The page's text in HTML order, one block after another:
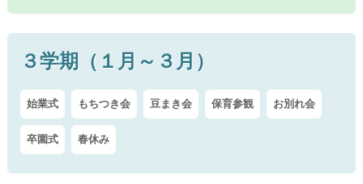
３学期（１月～３月）
始業式 もちつき会 豆まき会 保育参観 お別れ会
卒園式 春休み